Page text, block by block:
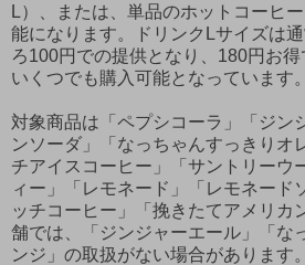
L）、または、単品のホットコーヒ
能になります。ドリンクLサイズは
ろ100円での提供となり、180円お得
いくつでも購入可能となっています。
対象商品は「ペプシコーラ」「ジン
ンソーダ」「なっちゃんすっきりオ
チアイスコーヒー」「サントリーウ
ィー」「レモネード」「レモネード
ッチコーヒー」「挽きたてアメリカ
舗では、「ジンジャーエール」「な
ンジ」の取扱がない場合があります。